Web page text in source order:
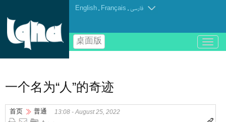
English . Français .فارسی
桌面版
باز
و
一个名为“人”的奇迹
首页 普通 13:08 - August 25, 2022